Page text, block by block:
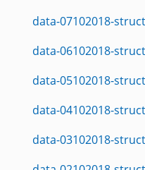
data-07102018-
data-06102018-
data-05102018-
data-04102018-
data-03102018-